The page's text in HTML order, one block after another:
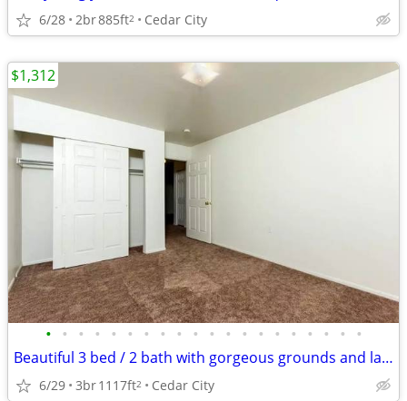
6/28 2br885ft2 Cedar City
• • • • • • • • • • • • • • • • • • • •
Beautiful 3 bed / 2 bath with gorgeous grounds and landscaping
6/29 3br1117ft2 Cedar City
$1,312